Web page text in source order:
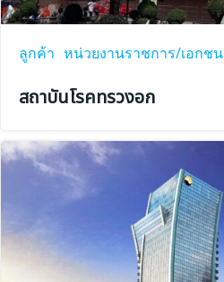
ลูกค้า หน่วยงานราชการ/เอกชน
สถาบันโรคทรวงอก